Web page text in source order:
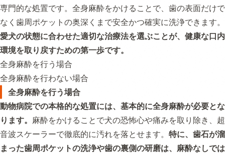
専門的な処置です。全身麻酔をかけることで、歯の表面だけで
なく歯周ポケットの奥深くまで安全かつ確実に洗浄できます。
愛犬の状態に合わせた適切な治療法を選ぶことが、健康な口内
環境を取り戻すための第一歩です。
全身麻酔を行う場合
全身麻酔を行わない場合
全身麻酔を行う場合
動物病院での本格的な処置には、基本的に全身麻酔が必要とな
ります。 麻酔をかけることで犬の恐怖心や痛みを取り除き、超
音波スケーラーで徹底的に汚れを落とせます。 特に、歯石が溜
まった歯周ポケットの洗浄や歯の裏側の研磨は、麻酔なしでは